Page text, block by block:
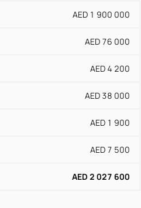
AED 1 900 000
AED 76 000
AED 4 200
AED 38 000
AED 1 900
AED 7 500
AED 2 027 600